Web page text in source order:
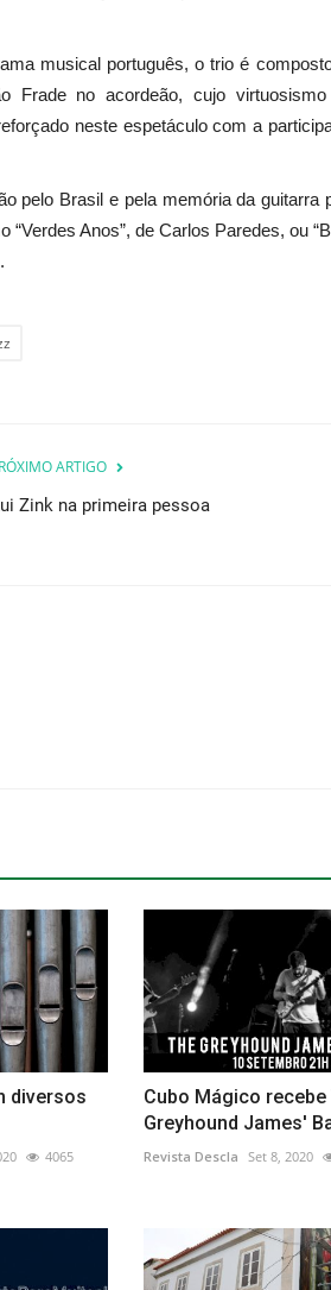
musical português, o trio é
Frade no acordeão, cujo
neste espetáculo com a
pelo Brasil e pela memória da guitarra
Anos”, de Carlos Paredes, ou
ARTIGO
Zink na primeira pessoa
diversos
4065
Cubo Mágico recebe
Greyhound James'
Revista Descla Set 8, 2020
Cultura
Jun 14, 2023 2008